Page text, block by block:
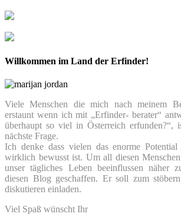
Willkommen im Land der Erfinder!
Viele Menschen die mich nach meinem
erstaunt wenn ich mit „Erfinder- berater“
überhaupt so viel in Österreich erfunden?“,
nächste Frage.
Ich denke dass vielen das enorme
wirklich bewusst ist. Um all diesen
unser tägliches Leben beeinflussen näher
diesen Blog geschaffen. Er soll zum
diskutieren einladen.
Viel Spaß wünscht Ihr